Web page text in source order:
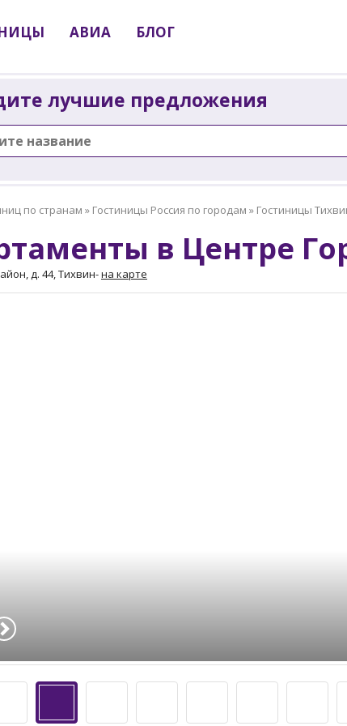
АВИА БЛОГ
лучшие предложения
по странам » Гостиницы Россия по городам » Гостиницы
в Центре
д. 44, Тихвин-на карте